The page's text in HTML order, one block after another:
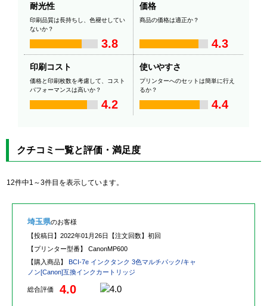
耐光性
印刷品質は長持ちし、色褪せしてい
ないか？
3.8
価格
商品の価格は適正か？
4.3
印刷コスト
価格と印刷枚数を考慮して、コスト
パフォーマンスは高いか？
4.2
使いやすさ
プリンターへのセットは簡単に行え
るか？
4.4
クチコミ一覧と評価・満足度
12件中1～3件目を表示しています。
埼玉県のお客様
【投稿日】 2022年01月26日 【注文回数】 初回
【プリンター型番】 CanonMP600
【購入商品】 BCI-7e インクタンク 3色マルチパック/キャ
ノン[Canon]互換インクカートリッジ
総合評価 4.0